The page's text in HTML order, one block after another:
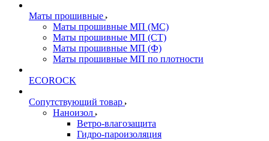
Маты прошивные
Маты прошивные МП (МС)
Маты прошивные МП (СТ)
Маты прошивные МП (Ф)
Маты прошивные МП по плотности
ECOROCK
Сопутствующий товар
Наноизол
Ветро-влагозащита
Гидро-пароизоляция